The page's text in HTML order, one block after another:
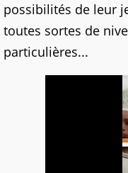
possibilités de leur
toutes sortes de
particulières...